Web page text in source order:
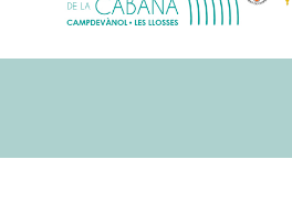
Inicio
La Font del Querol